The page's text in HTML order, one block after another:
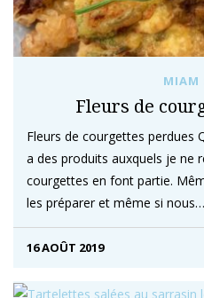
MIAM
Fleurs de
Fleurs de courgettes perdues
a des produits auxquels je ne
courgettes en font partie.
les préparer et même si nous…
16 AOÛT 2019